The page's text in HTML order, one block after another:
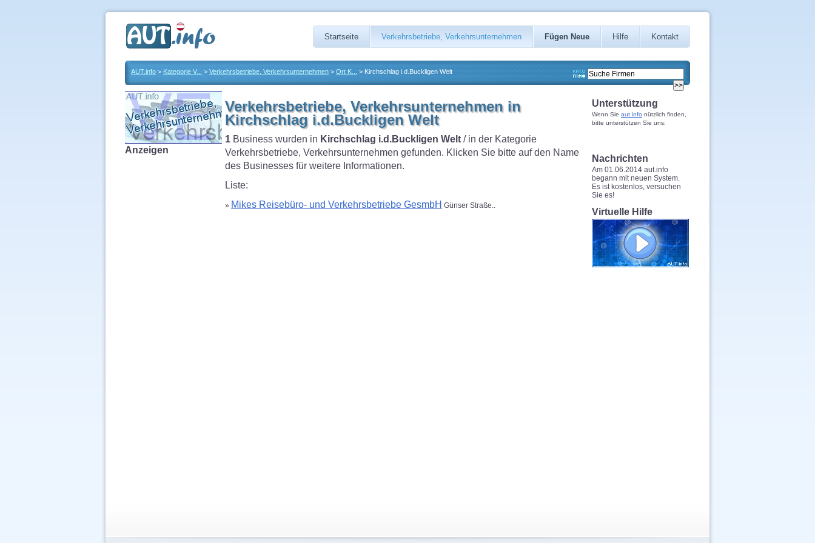
Startseite Verkehrsbetriebe, Verkehrsunternehmen Fügen Neue Hilfe Kontakt
AUT.info > Kategorie V... > Verkehrsbetriebe, Verkehrsunternehmen > Ort K... > Kirchschlag i.d.Buckligen Welt
Anzeigen
Verkehrsbetriebe, Verkehrsunternehmen in
Kirchschlag i.d.Buckligen Welt
1 Business wurden in Kirchschlag i.d.Buckligen Welt / in der Kategorie
Verkehrsbetriebe, Verkehrsunternehmen gefunden. Klicken Sie bitte auf den Name
des Businesses für weitere Informationen.
Liste:
» Mikes Reisebüro- und Verkehrsbetriebe GesmbH Günser Straße..
Unterstützung
Wenn Sie aut.info nützlich finden,
bitte unterstützen Sie uns:
Nachrichten
Am 01.06.2014 aut.info
begann mit neuen System.
Es ist kostenlos, versuchen
Sie es!
Virtuelle Hilfe